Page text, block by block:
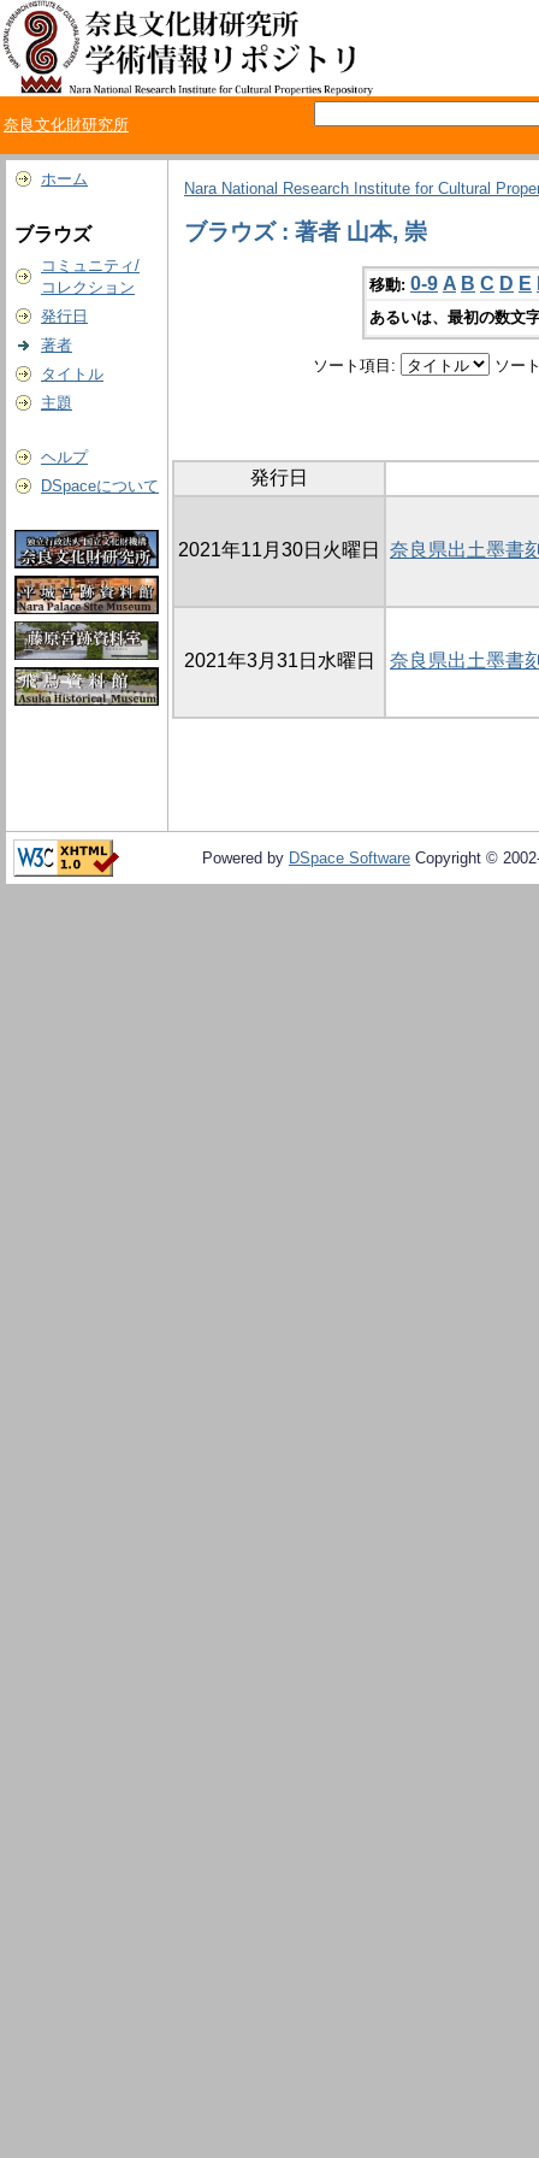
奈良文化財研究所
ホーム
ブラウズ
コミュニティ/
コレクション
発行日
著者
タイトル
主題
ヘルプ
DSpaceについて
Nara National Research Institute for Cultural
ブラウズ : 著者 山本, 崇
移動: 0-9 A B C D E
あるいは、最初の数文
ソート項目: ソー
発行日
2021年11月30日火曜日 奈良県出土墨書
2021年3月31日水曜日 奈良県出土墨書
Powered by DSpace Software Copyright ©